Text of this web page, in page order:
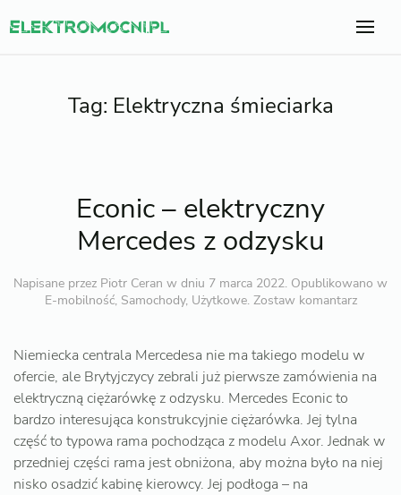
Tag: Elektryczna śmieciarka
Econic – elektryczny
Mercedes z odzysku
Napisane przez Piotr Ceran w dniu 7 marca 2022. Opublikowano w
E-mobilność, Samochody, Użytkowe. Zostaw komantarz
Niemiecka centrala Mercedesa nie ma takiego modelu w
ofercie, ale Brytyjczycy zebrali już pierwsze zamówienia na
elektryczną ciężarówkę z odzysku. Mercedes Econic to
bardzo interesująca konstrukcyjnie ciężarówka. Jej tylna
część to typowa rama pochodząca z modelu Axor. Jednak w
przedniej części rama jest obniżona, aby można było na niej
nisko osadzić kabinę kierowcy. Jej podłoga – na